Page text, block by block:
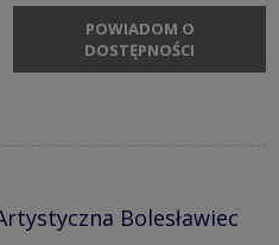
POWIADOM O
DOSTĘPNOŚCI
Bolesławiec